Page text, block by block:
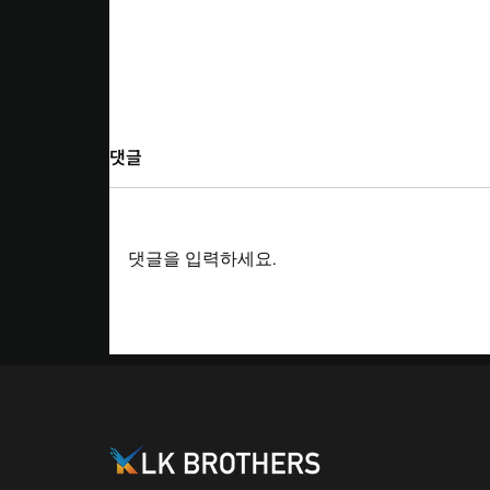
는 DAO 랩스 행사 네트워킹 활
댓글
댓글을 입력하세요.